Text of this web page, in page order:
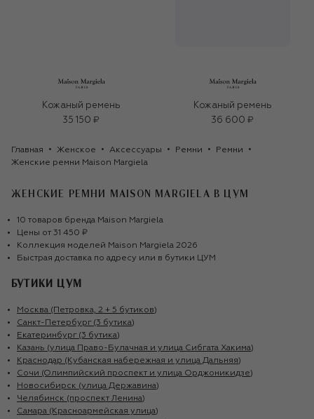
Кожаный ремень
35 150 ₽
Кожаный ремень
36 600 ₽
Главная Женское Аксессуары Ремни
Ремни
Женские ремни Maison Margiela
ЖЕНСКИЕ РЕМНИ MAISON MARGIELA В ЦУМ
10 товаров бренда Maison Margiela
Цены от 31 450 ₽
Коллекция моделей Maison Margiela 2026
Быстрая доставка по адресу или в бутики ЦУМ
БУТИКИ ЦУМ
Москва (Петровка, 2 + 5 бутиков)
Санкт-Петербург (3 бутика)
Екатеринбург (3 бутика)
Казань (улица Право-Булачная и улица Сибгата Хакима)
Краснодар (Кубанская набережная и улица Дальняя)
Сочи (Олимпийский проспект и улица Орджоникидзе)
Новосибирск (улица Державина)
Челябинск (проспект Ленина)
Самара (Красноармейская улица)